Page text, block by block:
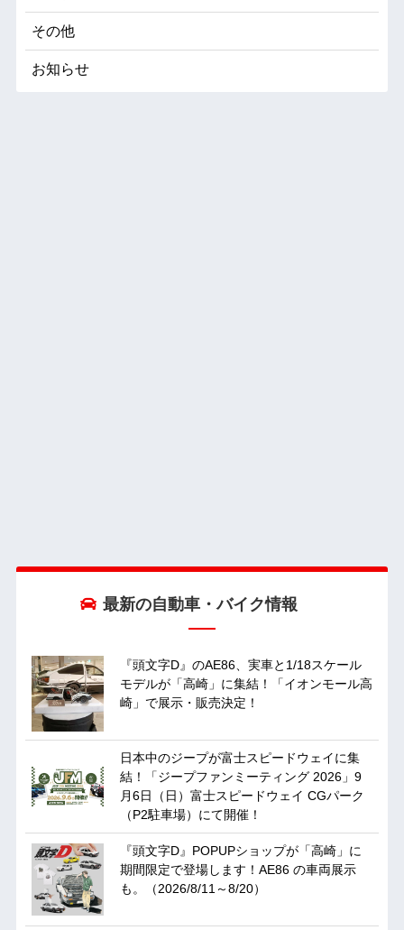
その他
お知らせ
最新の自動車・バイク情報
『頭文字D』のAE86、実車と1/18スケール
モデルが「高崎」に集結！「イオンモール高
崎」で展示・販売決定！
日本中のジープが富士スピードウェイに集
結！「ジープファンミーティング 2026」9
月6日（日）富士スピードウェイ CGパーク
（P2駐車場）にて開催！
『頭文字D』POPUPショップが「高崎」に
期間限定で登場します！AE86 の車両展示
も。（2026/8/11～8/20）